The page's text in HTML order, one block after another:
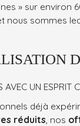
» sur environ
nous sommes
AVEC UN ESPRIT
déjà
réduits, nos